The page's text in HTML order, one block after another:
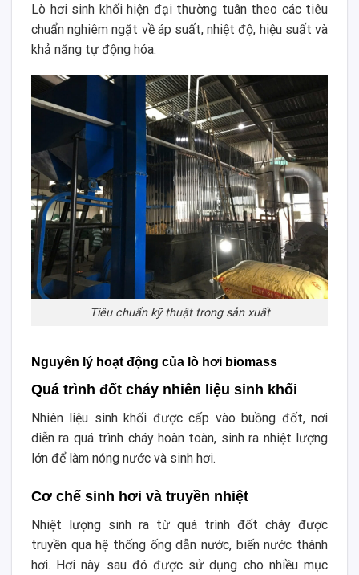
Lò hơi sinh khối hiện đại thường tuân theo các tiêu
chuẩn nghiêm ngặt về áp suất, nhiệt độ, hiệu suất và
khả năng tự động hóa.
Tiêu chuẩn kỹ thuật trong sản xuất
Nguyên lý hoạt động của lò hơi biomass
Quá trình đốt cháy nhiên liệu sinh khối
Nhiên liệu sinh khối được cấp vào buồng đốt, nơi
diễn ra quá trình cháy hoàn toàn, sinh ra nhiệt lượng
lớn để làm nóng nước và sinh hơi.
Cơ chế sinh hơi và truyền nhiệt
Nhiệt lượng sinh ra từ quá trình đốt cháy được
truyền qua hệ thống ống dẫn nước, biến nước thành
hơi. Hơi này sau đó được sử dụng cho nhiều mục